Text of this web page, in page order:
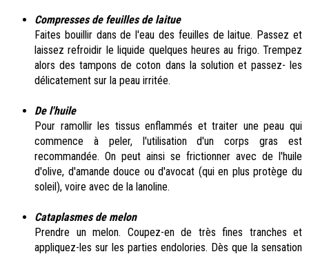
Compresses de feuilles de laitue
Faites bouillir dans de l'eau des feuilles de laitue. Passez et
laissez refroidir le liquide quelques heures au frigo. Trempez
alors des tampons de coton dans la solution et passez- les
délicatement sur la peau irritée.
De l'huile
Pour ramollir les tissus enflammés et traiter une peau qui
commence à peler, l'utilisation d'un corps gras est
recommandée. On peut ainsi se frictionner avec de l'huile
d'olive, d'amande douce ou d'avocat (qui en plus protège du
soleil), voire avec de la lanoline.
Cataplasmes de melon
Prendre un melon. Coupez-en de très fines tranches et
appliquez-les sur les parties endolories. Dès que la sensation